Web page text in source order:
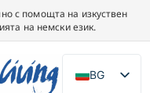
с помощта на изкуствен
на немски език.
BG